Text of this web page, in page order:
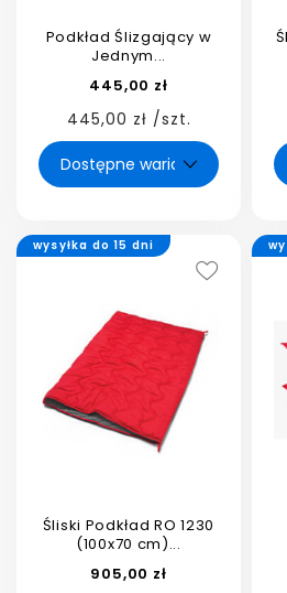
Podkład Ślizgający w
Jednym...
445,00 zł
445,00 zł /szt.
Śliski Podkład RO 1230
(100x70 cm)...
905,00 zł
wysyłka do 15 dni